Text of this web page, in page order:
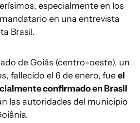
especialmente en los
en una entrevista
Brasil.
de Goiás (centro-oeste), un
fallecido el 6 de enero, fueel
confirmado en Brasil
las autoridades del municipio